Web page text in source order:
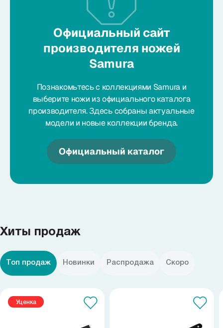
Официальный сайт
производителя ножей
Samura
Познакомьтесь с коллекциями Samura и
выберите ножи из официального каталога
производителя. Здесь собраны актуальные
модели и новые коллекции бренда.
Официальный каталог
Хиты продаж
Топ продаж Новинки Распродажа Скоро
Уценка